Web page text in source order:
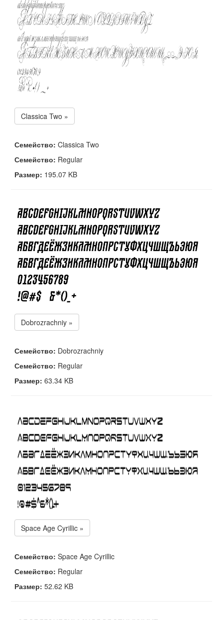
Classica Two »
Семейство: Classica Two
Семейство: Regular
Размер: 195.07 KB
Dobrozrachniy »
Семейство: Dobrozrachniy
Семейство: Regular
Размер: 63.34 KB
Space Age Cyrillic »
Семейство: Space Age Cyrillic
Семейство: Regular
Размер: 52.62 KB